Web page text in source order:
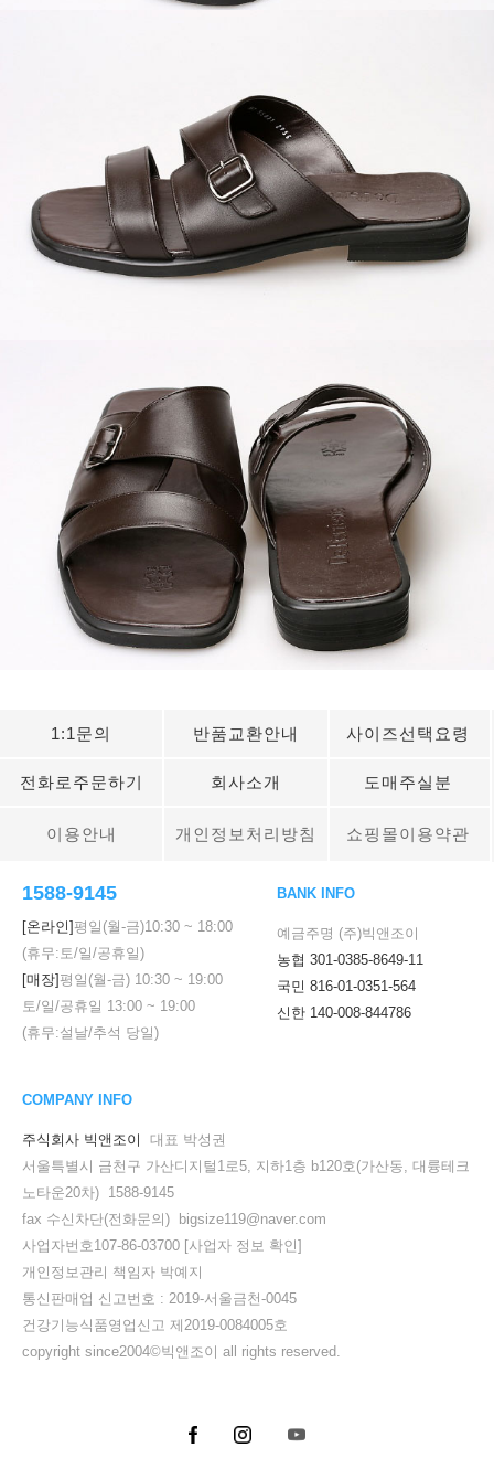
1:1문의 반품교환안내 사이즈선택요령
전화로주문하기 회사소개 도매주실분
이용안내 개인정보처리방침 쇼핑몰이용약관
1588-9145
[온라인]평일(월-금)10:30 ~ 18:00
(휴무:토/일/공휴일)
[매장]평일(월-금) 10:30 ~ 19:00
토/일/공휴일 13:00 ~ 19:00
(휴무:설날/추석 당일)
BANK INFO
예금주명 (주)빅앤조이
농협 301-0385-8649-11
국민 816-01-0351-564
신한 140-008-844786
COMPANY INFO
주식회사 빅앤조이
대표 박성권
서울특별시 금천구 가산디지털1로5, 지하1층 b120호(가산동, 대륭테크
노타운20차) 1588-9145
fax 수신차단(전화문의) bigsize119@naver.com
사업자번호107-86-03700 [사업자 정보 확인]
개인정보관리 책임자 박예지
통신판매업 신고번호 : 2019-서울금천-0045
건강기능식품영업신고 제2019-0084005호
copyright since2004©빅앤조이 all rights reserved.